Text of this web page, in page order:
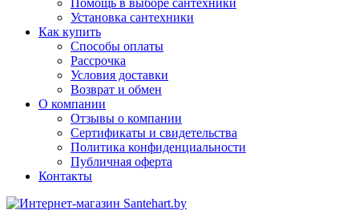
Помощь в выборе сантехники
Установка сантехники
Как купить
Способы оплаты
Рассрочка
Условия доставки
Возврат и обмен
О компании
Отзывы о компании
Сертификаты и свидетельства
Политика конфиденциальности
Публичная оферта
Контакты